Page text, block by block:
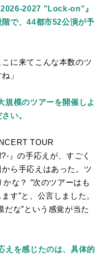
2027 "Lock-on"』
で、44都市52公演が予
こに来てこんな本数のツ
」
模のツアーを開催しよ
い。
TOUR
』の手応えが、すごく
ら手応えはあった。ツ
な？ “次のツアーはも
す”と、公言しました。
だな”という感覚が当た
えを感じたのは、具体的